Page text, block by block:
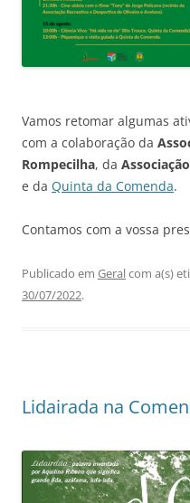
Vamos retomar algumas
com a colaboração da
Rompecilha, da
e da Quinta da Comenda.
Contamos com a vossa
Publicado em Geralcom a(s)
30/07/2022.
Lidairada na